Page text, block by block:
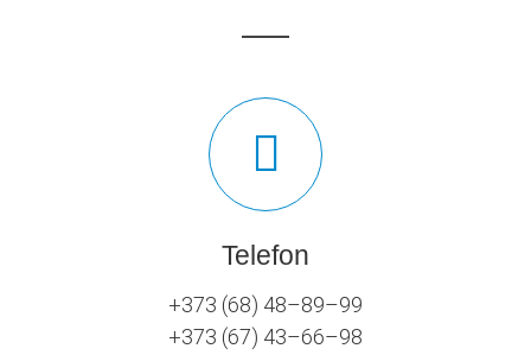
Telefon
+373 (68) 48–89–99
+373 (67) 43–66–98